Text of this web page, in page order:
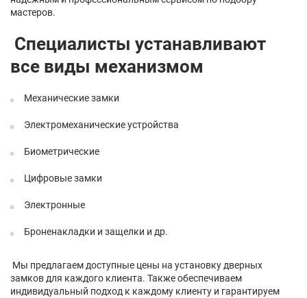
мастеров.
Специалисты устанавливают
все виды механизмом
Механические замки
Электромеханические устройства
Биометрические
Цифровые замки
Электронные
Броненакладки и защелки и др.
Мы предлагаем доступные цены на установку дверных
замков для каждого клиента. Также обеспечиваем
индивидуальный подход к каждому клиенту и гарантируем